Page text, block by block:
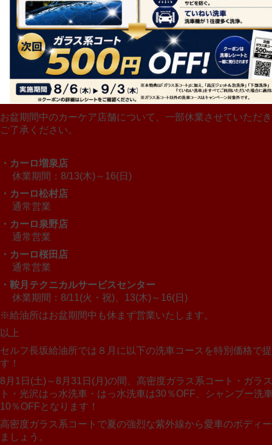
お盆期間中のカーケア店舗について、一部休業させていただ
ご了承ください。
・カーロ増泉店
休業期間：8/13(木)～16(日)
・カーロ松村店
通常営業
・カーロ泉野店
通常営業
・カーロ桜田店
通常営業
・鞍月テクニカルサービスセンター
休業期間：8/11(火・祝)、13(木)～16(日)
※給油所はお盆期間中も休まず営業いたします。
以上
セルフ長坂給油所では８月に以下の洗車コースを特別価格で
す！
8月1日(土)～8月31日(月)の間、高密度ガラス系コート・ガラ
ト・光沢はっ水洗車・はっ水洗車は30％OFF、シャンプー洗
10％OFFとなります！
高密度ガラス系コートで夏の強烈な紫外線から愛車のボディ
ましょう。